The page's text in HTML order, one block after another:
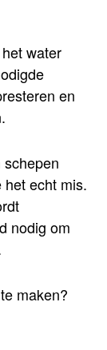
water
en
echt mis.
nodig om
maken?